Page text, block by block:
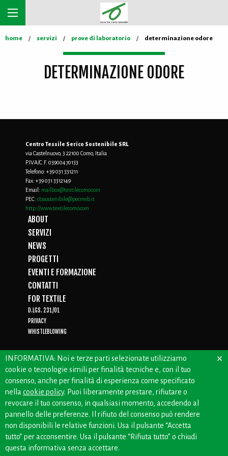
home servizi prove di laboratorio determinazione odore
DETERMINAZIONE ODORE
Centro Tessile Serico Sostenibile SRL
via Castelnuovo, 3 22100 Como, Italia
P.IVA/C.F. 03900470133
Telefono: +39 031 331211
Fax: +39 031 3312149
Email: mailbox@textilecomo.com
PEC: ctssostenibile@pecmeb.it
http://www.textilecomo.com
ABOUT
SERVIZI
NEWS
PROGETTI
EVENTI E FORMAZIONE
CONTATTI
FOR TEXTILE
D.LGS. 231/01
PRIVACY
WHISTLEBLOWING
CREDITS: OFFICINEBIANCHE
INFORMATIVA: Noi e terze parti selezionate utilizziamo
cookie o tecnologie simili per finalità tecniche e, con il tuo
consenso, anche per finalità di esperienza come specificato
nella cookie policy. Puoi liberamente prestare, rifiutare o
revocare il tuo consenso, in qualsiasi momento, accedendo al
pannello delle preferenze. Il rifiuto del consenso può rendere
non disponibili le relative funzioni. Usa il pulsante “Accetta
tutto” per acconsentire. Usa il pulsante “Rifiuta tutto” o chiudi
questa informativa senza accettare.
×